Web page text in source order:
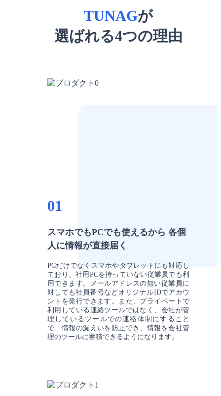
TUNAGが
選ばれる4つの理由
01
スマホでもPCでも使えるから 各個
人に情報が直接届く
PCだけでなくスマホやタブレットにも対応し
ており、社用PCを持っていない従業員でも利
用できます。メールアドレスの無い従業員に
対しても社員番号などオリジナルIDでアカウ
ントを発行できます。また、プライベートで
利用している連絡ツールではなく、会社が管
理しているツールでの連絡体制にすること
で、情報の漏えいを防止でき、情報を会社管
理のツールに蓄積できるようになります。